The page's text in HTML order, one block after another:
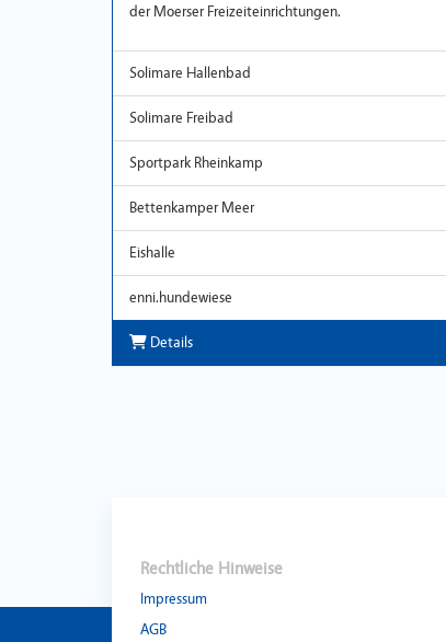
der Moerser Freizeiteinrichtungen.
Solimare Hallenbad
Solimare Freibad
Sportpark Rheinkamp
Bettenkamper Meer
Eishalle
enni.hundewiese
Details
Rechtliche Hinweise
Impressum
AGB